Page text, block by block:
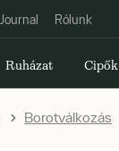
Journal Rólunk
Ruházat Cipők
Borotválkozás